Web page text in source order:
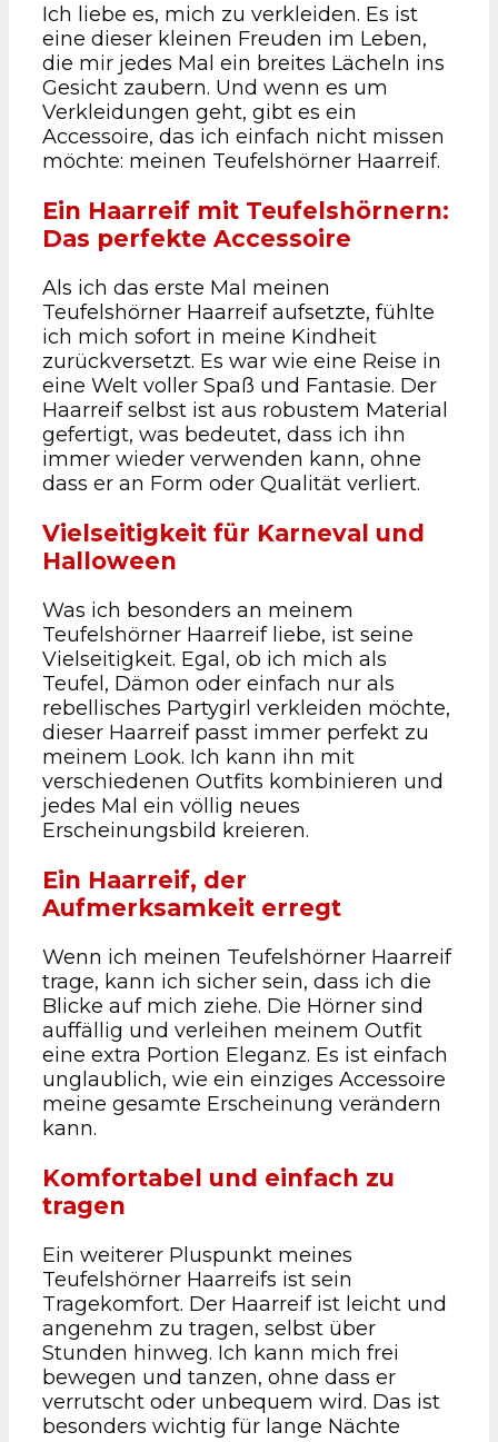
Ich liebe es, mich zu verkleiden. Es ist
eine dieser kleinen Freuden im Leben,
die mir jedes Mal ein breites Lächeln ins
Gesicht zaubern. Und wenn es um
Verkleidungen geht, gibt es ein
Accessoire, das ich einfach nicht missen
möchte: meinen Teufelshörner Haarreif.
Ein Haarreif mit Teufelshörnern:
Das perfekte Accessoire
Als ich das erste Mal meinen
Teufelshörner Haarreif aufsetzte, fühlte
ich mich sofort in meine Kindheit
zurückversetzt. Es war wie eine Reise in
eine Welt voller Spaß und Fantasie. Der
Haarreif selbst ist aus robustem Material
gefertigt, was bedeutet, dass ich ihn
immer wieder verwenden kann, ohne
dass er an Form oder Qualität verliert.
Vielseitigkeit für Karneval und
Halloween
Was ich besonders an meinem
Teufelshörner Haarreif liebe, ist seine
Vielseitigkeit. Egal, ob ich mich als
Teufel, Dämon oder einfach nur als
rebellisches Partygirl verkleiden möchte,
dieser Haarreif passt immer perfekt zu
meinem Look. Ich kann ihn mit
verschiedenen Outfits kombinieren und
jedes Mal ein völlig neues
Erscheinungsbild kreieren.
Ein Haarreif, der
Aufmerksamkeit erregt
Wenn ich meinen Teufelshörner Haarreif
trage, kann ich sicher sein, dass ich die
Blicke auf mich ziehe. Die Hörner sind
auffällig und verleihen meinem Outfit
eine extra Portion Eleganz. Es ist einfach
unglaublich, wie ein einziges Accessoire
meine gesamte Erscheinung verändern
kann.
Komfortabel und einfach zu
tragen
Ein weiterer Pluspunkt meines
Teufelshörner Haarreifs ist sein
Tragekomfort. Der Haarreif ist leicht und
angenehm zu tragen, selbst über
Stunden hinweg. Ich kann mich frei
bewegen und tanzen, ohne dass er
verrutscht oder unbequem wird. Das ist
besonders wichtig für lange Nächte